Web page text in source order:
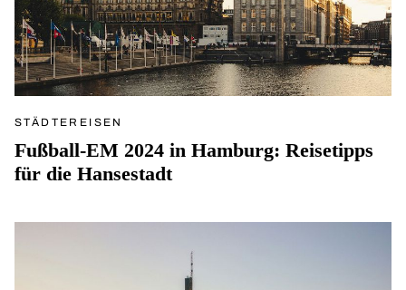
STÄDTEREISEN
Fußball-EM 2024 in Hamburg: Reisetipps
für die Hansestadt